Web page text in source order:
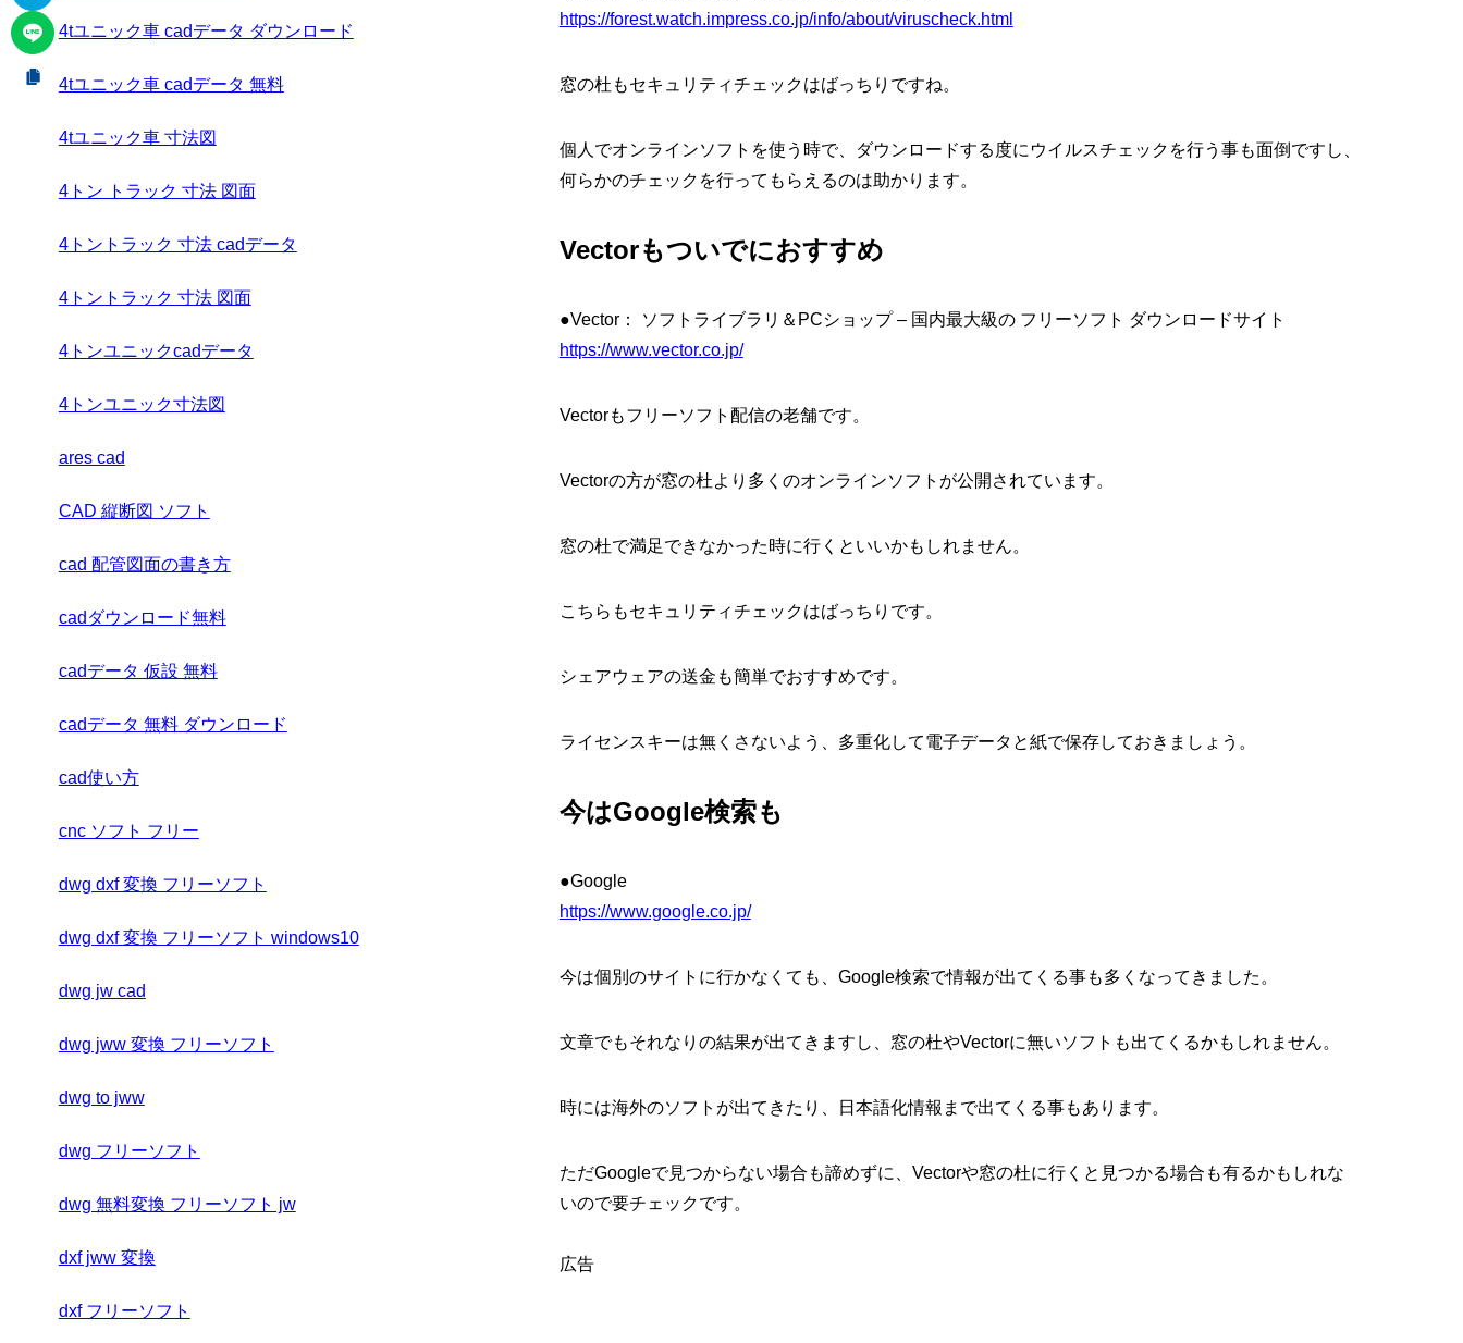
https://forest.watch.impress.co.jp/info/about/viruscheck.html
窓の杜もセキュリティチェックはばっちりですね。
個人でオンラインソフトを使う時で、ダウンロードする度にウイルスチェックを行う事も面倒ですし、
何らかのチェックを行ってもらえるのは助かります。
Vectorもついでにおすすめ
●Vector： ソフトライブラリ＆PCショップ – 国内最大級の フリーソフト ダウンロードサイト
https://www.vector.co.jp/
Vectorもフリーソフト配信の老舗です。
Vectorの方が窓の杜より多くのオンラインソフトが公開されています。
窓の杜で満足できなかった時に行くといいかもしれません。
こちらもセキュリティチェックはばっちりです。
シェアウェアの送金も簡単でおすすめです。
ライセンスキーは無くさないよう、多重化して電子データと紙で保存しておきましょう。
今はGoogle検索も
●Google
https://www.google.co.jp/
今は個別のサイトに行かなくても、Google検索で情報が出てくる事も多くなってきました。
文章でもそれなりの結果が出てきますし、窓の杜やVectorに無いソフトも出てくるかもしれません。
時には海外のソフトが出てきたり、日本語化情報まで出てくる事もあります。
ただGoogleで見つからない場合も諦めずに、Vectorや窓の杜に行くと見つかる場合も有るかもしれな
いので要チェックです。
広告
4tユニック車 cadデータ ダウンロード
4tユニック車 cadデータ 無料
4tユニック車 寸法図
4トン トラック 寸法 図面
4トントラック 寸法 cadデータ
4トントラック 寸法 図面
4トンユニックcadデータ
4トンユニック寸法図
ares cad
CAD 縦断図 ソフト
cad 配管図面の書き方
cadダウンロード無料
cadデータ 仮設 無料
cadデータ 無料 ダウンロード
cad使い方
cnc ソフト フリー
dwg dxf 変換 フリーソフト
dwg dxf 変換 フリーソフト windows10
dwg jw cad
dwg jww 変換 フリーソフト
dwg to jww
dwg フリーソフト
dwg 無料変換 フリーソフト jw
dxf jww 変換
dxf フリーソフト